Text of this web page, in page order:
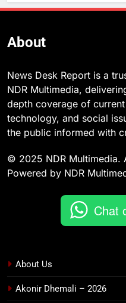
About
News Desk Report is a
NDR Multimedia,
depth coverage of
technology, and social
the public informed with
© 2025 NDR Multimedia.
Powered by NDR
Chat
About Us
Akonir Dhemali – 2026